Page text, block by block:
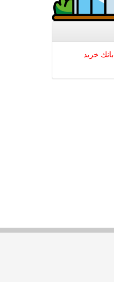
بانك خرید